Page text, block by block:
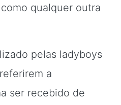
qualquer outra
pelas ladyboys
a
ser recebido de